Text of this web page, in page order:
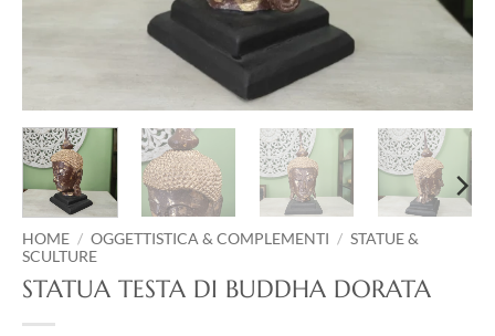
HOME / OGGETTISTICA & COMPLEMENTI / STATUE &
SCULTURE
STATUA TESTA DI BUDDHA DORATA